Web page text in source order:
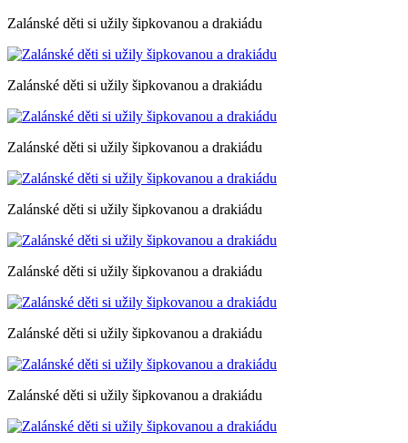
Zalánské děti si užily šipkovanou a drakiádu
Zalánské děti si užily šipkovanou a drakiádu
Zalánské děti si užily šipkovanou a drakiádu
Zalánské děti si užily šipkovanou a drakiádu
Zalánské děti si užily šipkovanou a drakiádu
Zalánské děti si užily šipkovanou a drakiádu
Zalánské děti si užily šipkovanou a drakiádu